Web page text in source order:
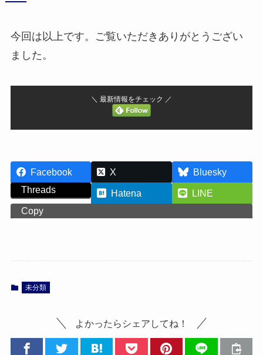
今回は以上です。ご覧いただきありがとうござい
ました。
＼ 最新情報をチェック ／
Facebook X
Bluesky
Threads
Hatena
LINE
Copy
未分類
よかったらシェアしてね！